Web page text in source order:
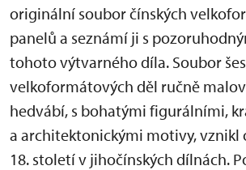
originální soubor čínských
panelů a seznámí ji s
tohoto výtvarného díla. Soubor
velkoformátových děl ručně
hedvábí, s bohatými figurálními,
a architektonickými motivy, vznikl
18. století v jihočínských dílnách.